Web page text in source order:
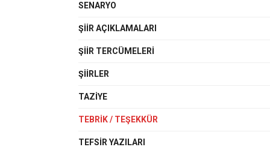
SENARYO
ŞIIR AÇIKLAMALARI
ŞIIR TERCÜMELERI
ŞIIRLER
TAZIYE
TEBRIK / TEŞEKKÜR
TEFSIR YAZILARI